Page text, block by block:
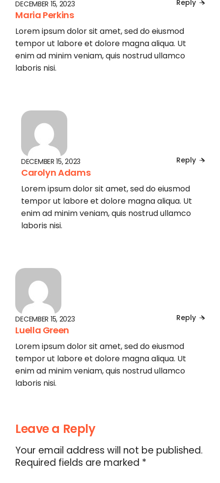
DECEMBER 15, 2023
Maria Perkins
Reply
Lorem ipsum dolor sit amet, sed do eiusmod
tempor ut labore et dolore magna aliqua. Ut
enim ad minim veniam, quis nostrud ullamco
laboris nisi.
DECEMBER 15, 2023
Carolyn Adams
Reply
Lorem ipsum dolor sit amet, sed do eiusmod
tempor ut labore et dolore magna aliqua. Ut
enim ad minim veniam, quis nostrud ullamco
laboris nisi.
DECEMBER 15, 2023
Luella Green
Reply
Lorem ipsum dolor sit amet, sed do eiusmod
tempor ut labore et dolore magna aliqua. Ut
enim ad minim veniam, quis nostrud ullamco
laboris nisi.
Leave a Reply
Your email address will not be published.
Required fields are marked *